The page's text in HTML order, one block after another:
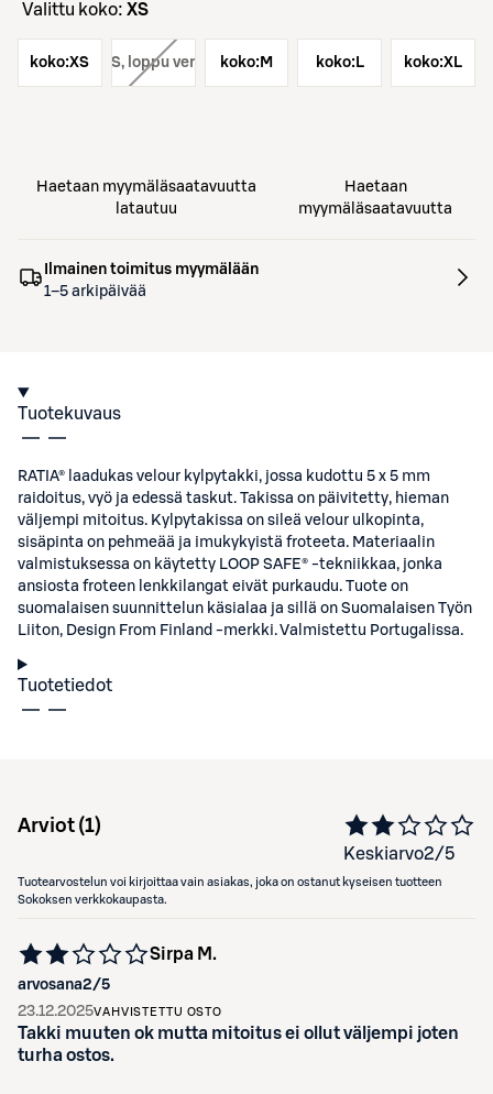
Valittu koko: XS
koko:XS
koko: S, loppu verkostakoko: M koko: L koko:XL
Haetaan myymäläsaatavuutta
latautuu
Haetaan
myymäläsaatavuutta
Ilmainen toimitus myymälään
1–5 arkipäivää
Tuotekuvaus
RATIA® laadukas velour kylpytakki, jossa kudottu 5 x 5 mm
raidoitus, vyö ja edessä taskut. Takissa on päivitetty, hieman
väljempi mitoitus. Kylpytakissa on sileä velour ulkopinta,
sisäpinta on pehmeää ja imukykyistä froteeta. Materiaalin
valmistuksessa on käytetty LOOP SAFE® -tekniikkaa, jonka
ansiosta froteen lenkkilangat eivät purkaudu. Tuote on
suomalaisen suunnittelun käsialaa ja sillä on Suomalaisen Työn
Liiton, Design From Finland -merkki. Valmistettu Portugalissa.
Tuotetiedot
Arviot (1)
Keskiarvo2/5
Tuotearvostelun voi kirjoittaa vain asiakas, joka on ostanut kyseisen tuotteen
Sokoksen verkkokaupasta.
arvosana2/5
Sirpa M.
23.12.2025VAHVISTETTU OSTO
Takki muuten ok mutta mitoitus ei ollut väljempi joten
turha ostos.